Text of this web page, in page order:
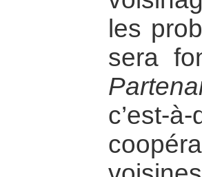
les
sera
c’est-